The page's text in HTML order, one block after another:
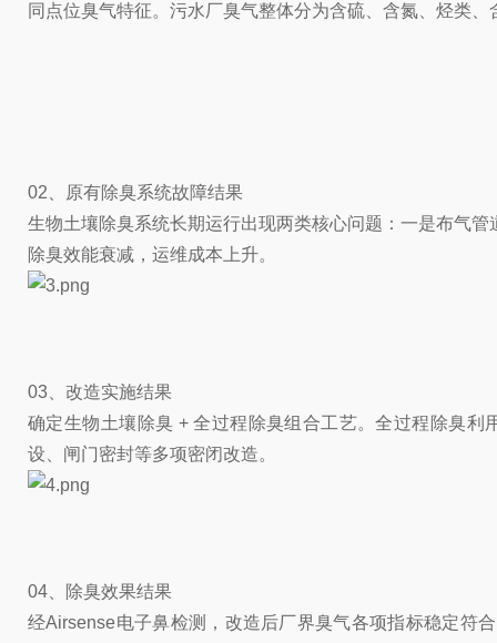
同点位臭气特征。污水厂臭气整体分为含硫、含氮、烃类、
02、原有除臭系统故障结果
生物土壤除臭系统长期运行出现两类核心问题：一是布气
除臭效能衰减，运维成本上升。
03、改造实施结果
确定生物土壤除臭 + 全过程除臭组合工艺。全过程除臭
设、闸门密封等多项密闭改造。
04、除臭效果结果
经Airsense电子鼻检测，改造后厂界臭气各项指标稳定符